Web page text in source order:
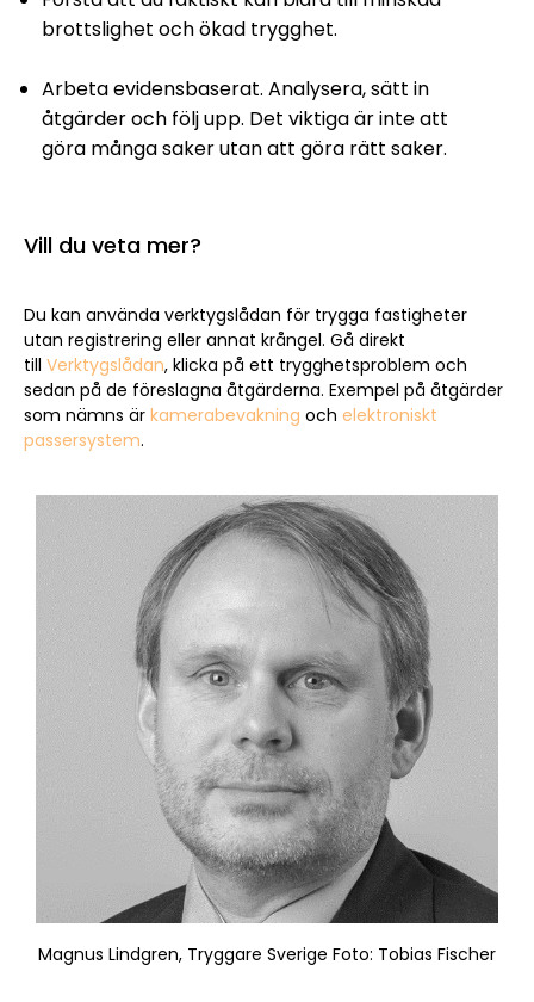
Sök artikel
brottslighet och ökad trygghet.
Arbeta evidensbaserat. Analysera, sätt in
åtgärder och följ upp. Det viktiga är inte att
göra många saker utan att göra rätt saker.
Vill du veta mer?
Du kan använda verktygslådan för trygga fastigheter
utan registrering eller annat krångel. Gå direkt
till Verktygslådan, klicka på ett trygghetsproblem och
sedan på de föreslagna åtgärderna. Exempel på åtgärder
som nämns är kamerabevakning och elektroniskt
passersystem.
Magnus Lindgren, Tryggare Sverige Foto: Tobias Fischer